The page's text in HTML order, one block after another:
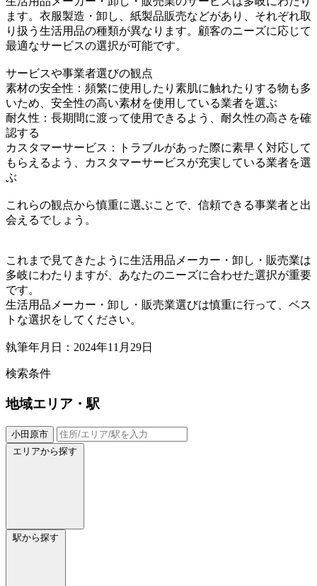
ます。衣服製造・卸し、紙製品販売などがあり、それぞれ取
り扱う生活用品の種類が異なります。顧客のニーズに応じて
最適なサービスの選択が可能です。
サービスや事業者選びの観点
素材の安全性：頻繁に使用したり素肌に触れたりする物も多
いため、安全性の高い素材を使用している業者を選ぶ
耐久性：長期間に渡って使用できるよう、耐久性の高さを確
認する
カスタマーサービス：トラブルがあった際に素早く対応して
もらえるよう、カスタマーサービスが充実している業者を選
ぶ
これらの観点から慎重に選ぶことで、信頼できる事業者と出
会えるでしょう。
これまで見てきたように生活用品メーカー・卸し・販売業は
多岐にわたりますが、あなたのニーズに合わせた選択が重要
です。
生活用品メーカー・卸し・販売業選びは慎重に行って、ベス
トな選択をしてください。
執筆年月日：2024年11月29日
検索条件
地域エリア・駅
小田原市
エリアから探す
駅から探す